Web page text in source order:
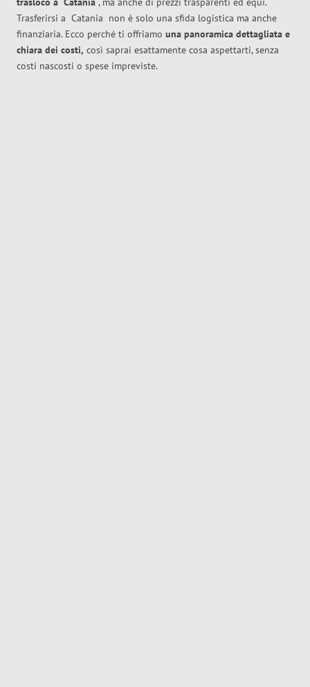
Trasferirsi a Catania non è solo una sfida logistica ma anche
finanziaria. Ecco perché ti offriamo una panoramica dettagliata e
chiara dei costi, così saprai esattamente cosa aspettarti, senza
costi nascosti o spese impreviste.